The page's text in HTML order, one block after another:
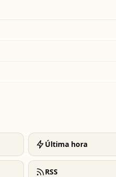
Última hora
RSS